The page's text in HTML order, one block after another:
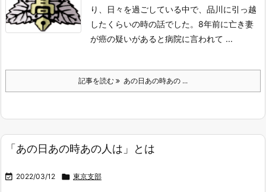
り、日々を過ごしている中で、品川に引っ越
したくらいの時の話でした。8年前に亡き妻
が癌の疑いがあると病院に言われて ...
記事を読む あの日あの時あの ...
「あの日あの時あの人は」とは
 2022/03/12  東京支部